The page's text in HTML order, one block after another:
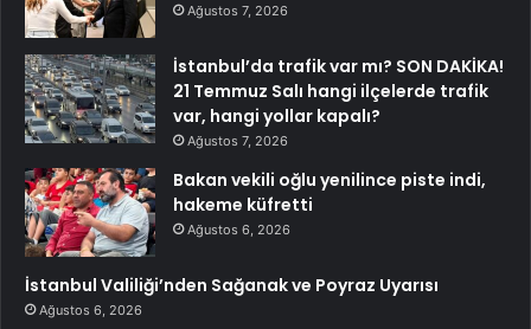
Ağustos 7, 2026
İstanbul’da trafik var mı? SON DAKİKA!
21 Temmuz Salı hangi ilçelerde trafik
var, hangi yollar kapalı?
Ağustos 7, 2026
Bakan vekili oğlu yenilince piste indi,
hakeme küfretti
Ağustos 6, 2026
İstanbul Valiliği’nden Sağanak ve Poyraz Uyarısı
Ağustos 6, 2026